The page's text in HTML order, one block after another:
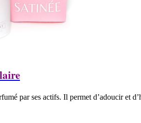
par ses actifs. Il permet d’adoucir et